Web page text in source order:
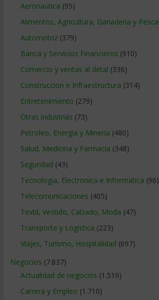
Aeronautica (95)
Alimentos, Agricultura, Ganaderia y Pesca
Automotriz(379)
Banca y Servicios Financieros (910)
Comercio y ventas al detal (336)
Construccion e Infraestructura (314)
Entretenimiento (279)
Otras industrias (73)
Petroleo, Energia y Mineria (480)
Salud, Medicina y Farmacia (348)
Seguridad (43)
Tecnologia, Electronica e Informatica (96)
Telecomunicaciones (405)
Textil, Vestido, Calzado, Moda (47)
Transporte y Logistica (223)
Viajes, Turismo, Hospitalidad (697)
Negocios (7.837)
Actualidad de negocios (1.519)
Carrera y Empleo (1.710)